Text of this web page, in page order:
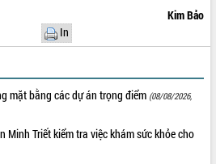
phí
kỳ
Kim Bảo
In
mặt bằng các dự án trọng điểm (08/08/2026,
Minh Triết kiểm tra việc khám sức khỏe cho